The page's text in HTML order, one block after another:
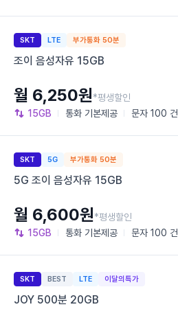
SKT LTE 부가통화 50분
조이 음성자유 15GB
15GB 통화 기본제공 문자 100 건
월 6,250원*평생할인
SKT 5G 부가통화 50분
5G 조이 음성자유 15GB
15GB 통화 기본제공 문자 100 건
월 6,600원*평생할인
SKT BEST LTE 이달의특가
JOY 500분 20GB